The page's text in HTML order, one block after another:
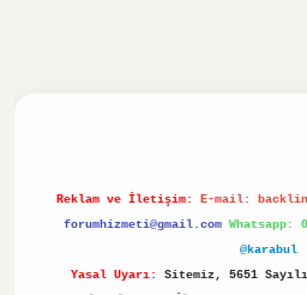
Reklam ve İletişim: E-mail:
forumhizmeti@gmail.com Whatsapp:
@karabul
Yasal Uyarı:
Sitemiz, 5651